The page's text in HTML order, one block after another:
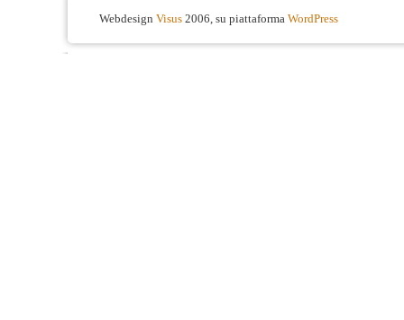
Webdesign Visus 2006, su piattaforma WordPress